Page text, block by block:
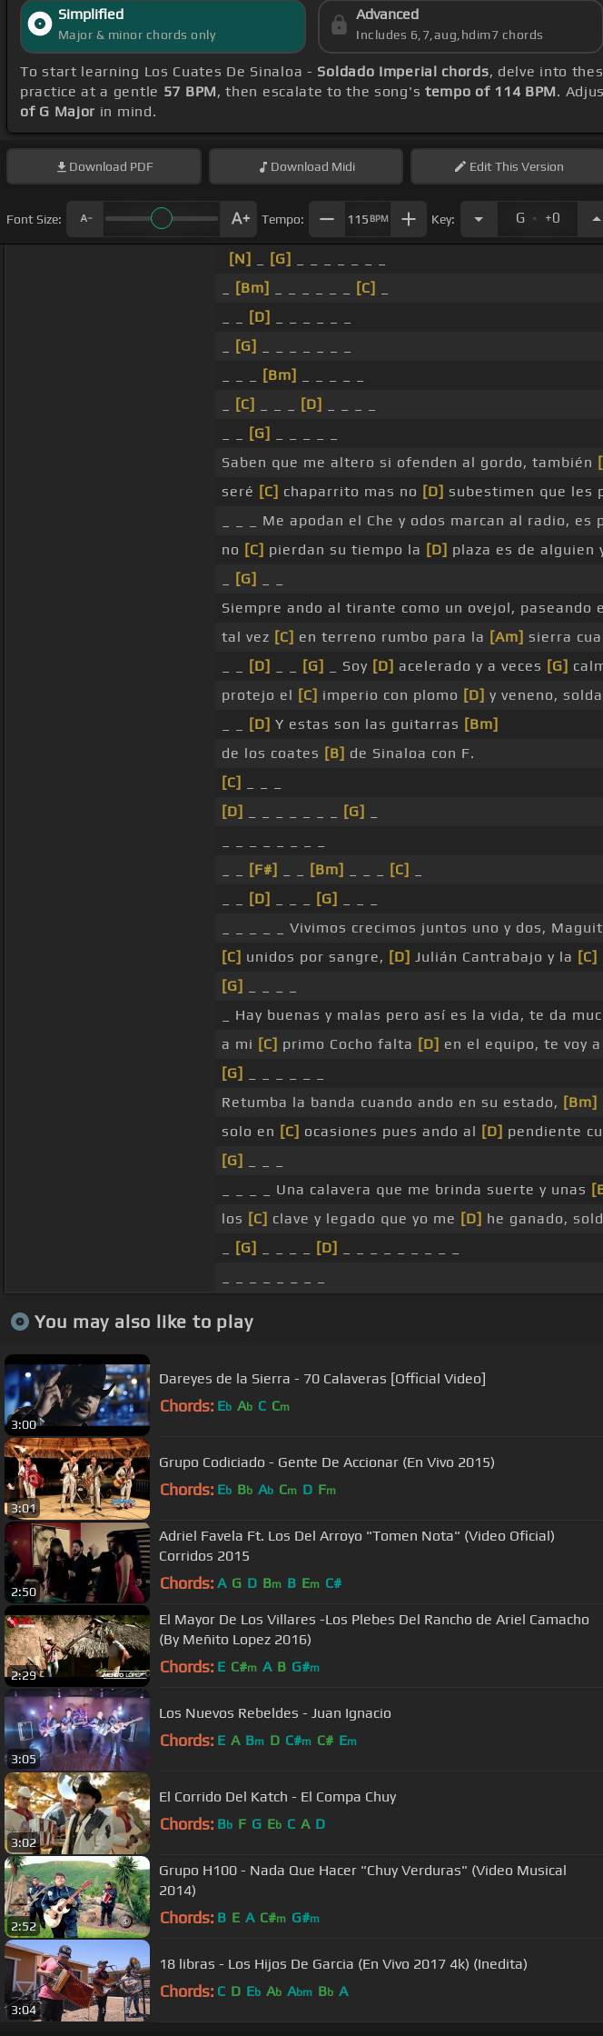
Simplified
Major & minor chords only
Advanced
Includes 6,7,aug,hdim7 chords
To start learning Los Cuates De Sinaloa - Soldado Imperial chords, delve into
practice at a gentle 57 BPM, then escalate to the song's tempo of 114 BPM.
of G Major in mind.
Download PDF Download Midi EditThis Version
Font Size: Tempo: 115 BPM Key: G . +0
[N] [G]
[Bm] [C]
[D]
[G]
[Bm]
[C] [D]
[G]
Saben que me altero si ofenden al gordo, también
seré [C] chaparrito mas no [D] subestimen que les
_ _ _ Me apodan el Che y odos marcan al radio, es
no [C] pierdan su tiempo la [D] plaza es de alguien
[G]
Siempre ando al tirante como un ovejol, paseando
tal vez [C] en terreno rumbo para la [Am] sierra
[D] [G] _ Soy [D] acelerado y a veces [G]
protejo el [C] imperio con plomo [D] y veneno,
[D] Y estas son las guitarras [Bm]
de los coates [B] de Sinaloa con F.
[C]
[D]
[G]
[F#] [Bm] [C]
[D] [G]
_ _ _ _ _ Vivimos crecimos juntos uno y dos,
[C] unidos por sangre, [D] Julián Cantrabajo y la [C]
[G]
_ Hay buenas y malas pero así es la vida, te da
a mi [C] primo Cocho falta [D] en el equipo, te voy
[G]
Retumba la banda cuando ando en su estado, [Bm]
solo en [C] ocasiones pues ando al [D] pendiente
[G]
_ _ _ _ Una calavera que me brinda suerte y unas
los [C] clave y legado que yo me [D] he ganado,
[G] [D]
You may also like to play
3:00
Dareyes de la Sierra - 70 Calaveras [Official Video]
Chords: Eb Ab C Cm
3:01
Grupo Codiciado - Gente De Accionar (En Vivo 2015)
Chords: Eb Bb Ab Cm D Fm
2:50
Adriel Favela Ft. Los Del Arroyo "Tomen Nota" (Video Oficial)
Corridos 2015
Chords: A G D Bm B Em C#
2:29
El Mayor De Los Villares -Los Plebes Del Rancho de Ariel Camacho
(By Meñito Lopez 2016)
Chords: E C#m A B G#m
3:05
Los Nuevos Rebeldes - Juan Ignacio
Chords: E A Bm D C#m C# Em
3:02
El Corrido Del Katch - El Compa Chuy
Chords: Bb F G Eb C A D
2:52
Grupo H100 - Nada Que Hacer "Chuy Verduras" (Video Musical
2014)
Chords: B E A C#m G#m
3:04
18 libras - Los Hijos De Garcia (En Vivo 2017 4k) (Inedita)
Chords: C D Eb Ab Abm Bb A